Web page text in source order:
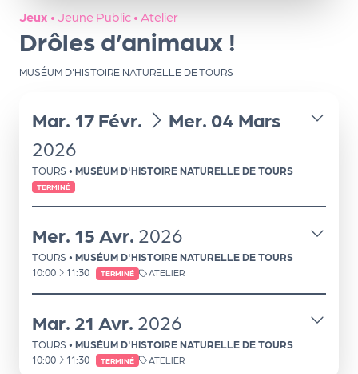
Jeux • Jeune Public • Atelier
Drôles d’animaux !
MUSÉUM D'HISTOIRE NATURELLE DE TOURS
du
Mar. 17 Févr. au
Mer. 04 Mars
2026
TOURS • MUSÉUM D'HISTOIRE NATURELLE DE TOURS
TERMINÉ
Mer. 15 Avr. 2026
TOURS • MUSÉUM D'HISTOIRE NATURELLE DE TOURS |
10:00 À
11:30 TERMINÉ ATELIER
Mar. 21 Avr. 2026
TOURS • MUSÉUM D'HISTOIRE NATURELLE DE TOURS |
10:00 À
11:30 TERMINÉ ATELIER
ns
PR
O
PR
O
G!
Le
Ma
g
Sui
vr
e
le